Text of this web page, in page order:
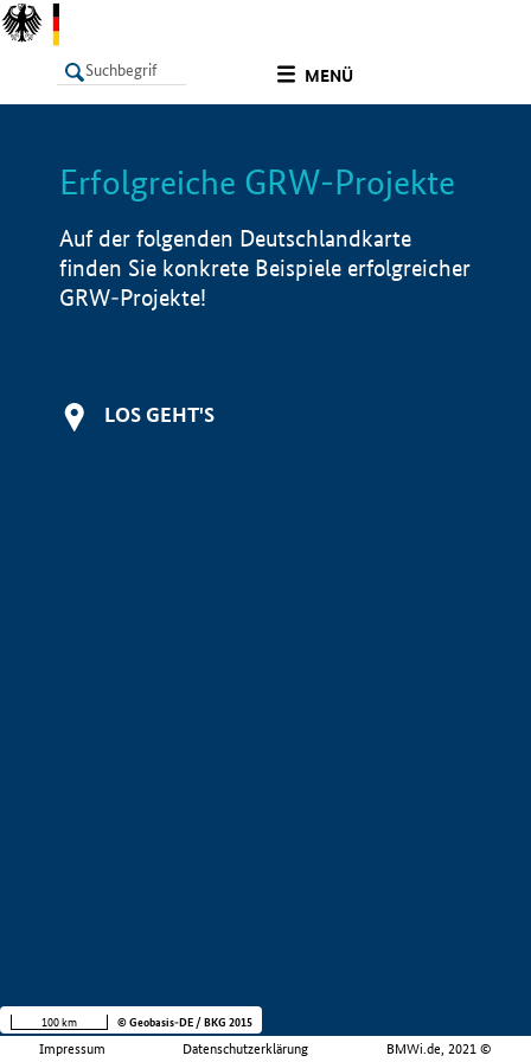
MENÜ
LISTE Info
Erfolgreiche GRW-Projekte
Auf der folgenden Deutschlandkarte
finden Sie konkrete Beispiele erfolgreicher
GRW-Projekte!
LOS GEHT'S
Impressum Datenschutzerklärung BMWi.de, 2021 ©
100 km © Geobasis-DE / BKG 2015